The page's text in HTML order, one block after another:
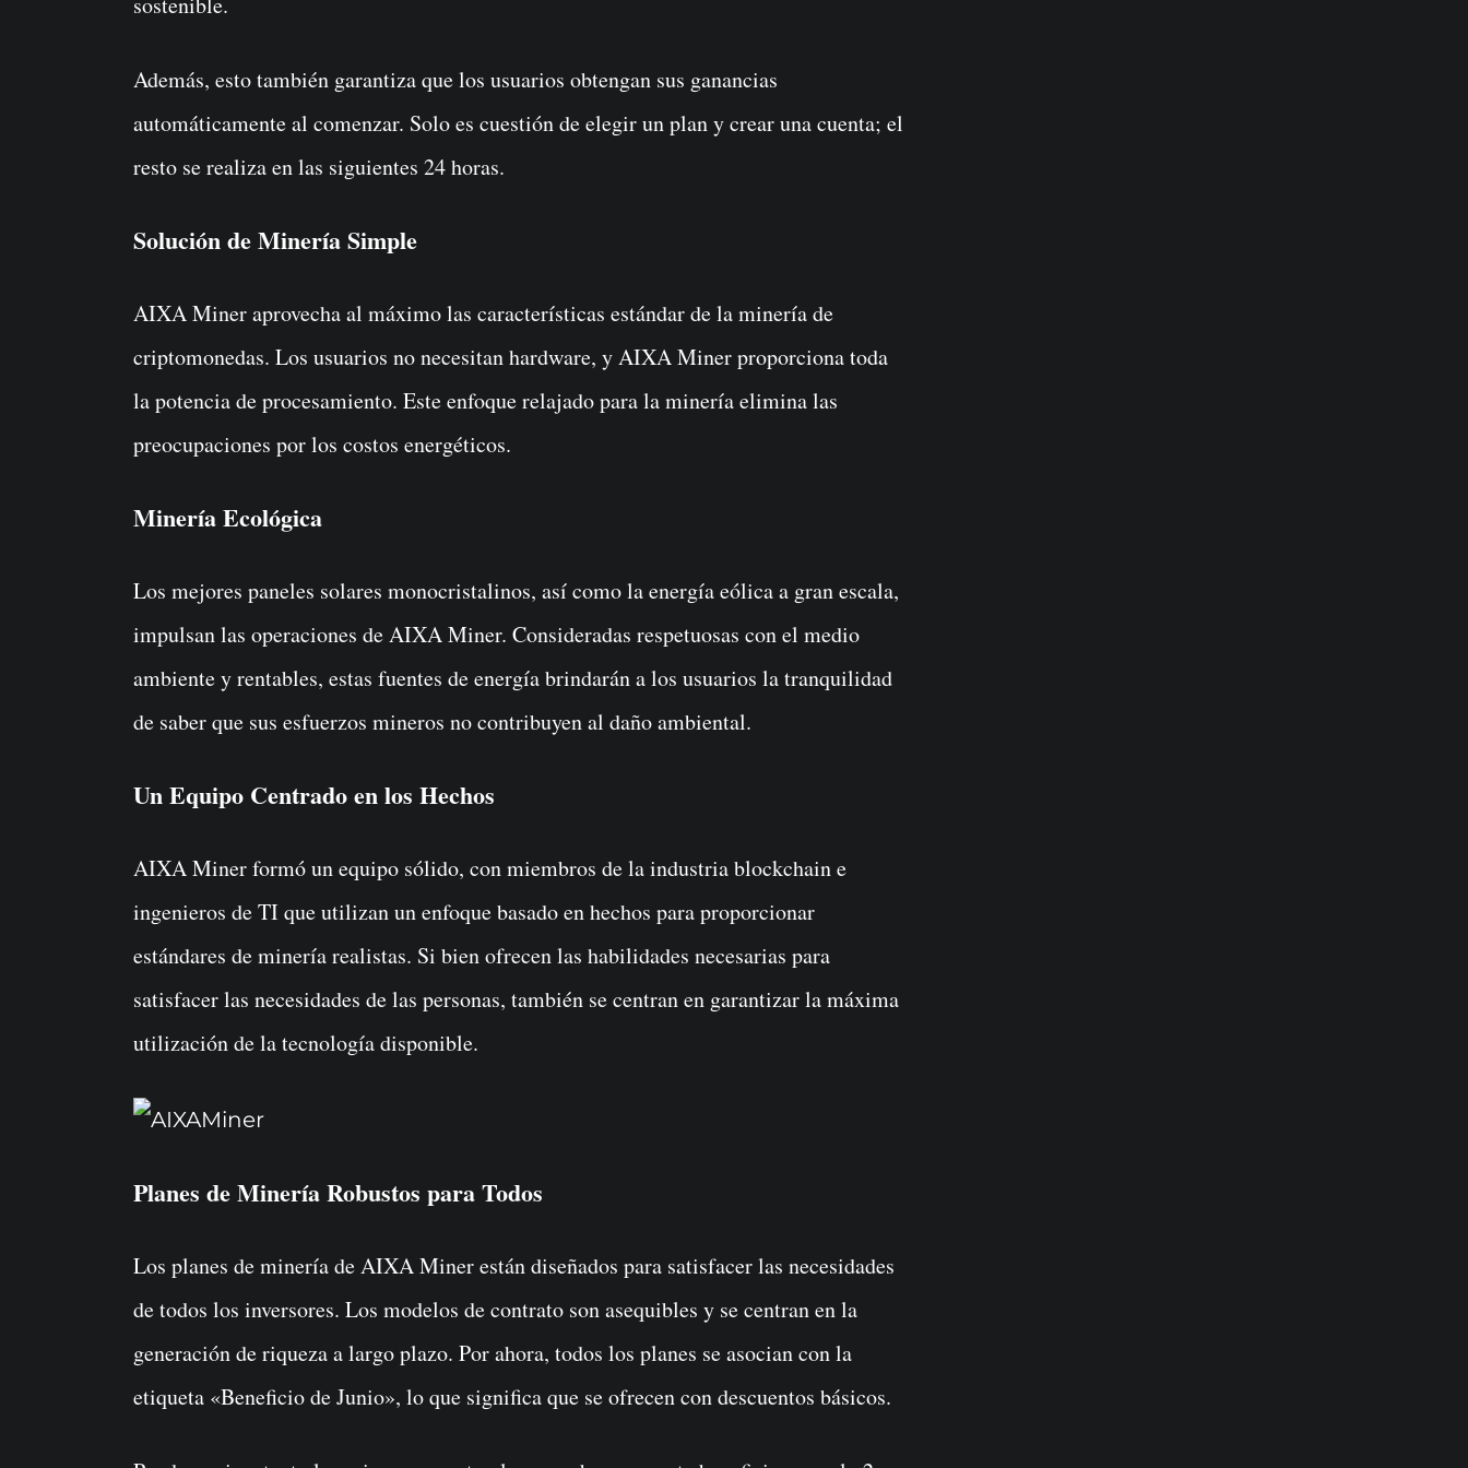
Además, esto también garantiza que los usuarios obtengan sus ganancias
automáticamente al comenzar. Solo es cuestión de elegir un plan y crear una cuenta; el
resto se realiza en las siguientes 24 horas.
Solución de Minería Simple
AIXA Miner aprovecha al máximo las características estándar de la minería de
criptomonedas. Los usuarios no necesitan hardware, y AIXA Miner proporciona toda
la potencia de procesamiento. Este enfoque relajado para la minería elimina las
preocupaciones por los costos energéticos.
Minería Ecológica
Los mejores paneles solares monocristalinos, así como la energía eólica a gran escala,
impulsan las operaciones de AIXA Miner. Consideradas respetuosas con el medio
ambiente y rentables, estas fuentes de energía brindarán a los usuarios la tranquilidad
de saber que sus esfuerzos mineros no contribuyen al daño ambiental.
Un Equipo Centrado en los Hechos
AIXA Miner formó un equipo sólido, con miembros de la industria blockchain e
ingenieros de TI que utilizan un enfoque basado en hechos para proporcionar
estándares de minería realistas. Si bien ofrecen las habilidades necesarias para
satisfacer las necesidades de las personas, también se centran en garantizar la máxima
utilización de la tecnología disponible.
Planes de Minería Robustos para Todos
Los planes de minería de AIXA Miner están diseñados para satisfacer las necesidades
de todos los inversores. Los modelos de contrato son asequibles y se centran en la
generación de riqueza a largo plazo. Por ahora, todos los planes se asocian con la
etiqueta «Beneficio de Junio», lo que significa que se ofrecen con descuentos básicos.